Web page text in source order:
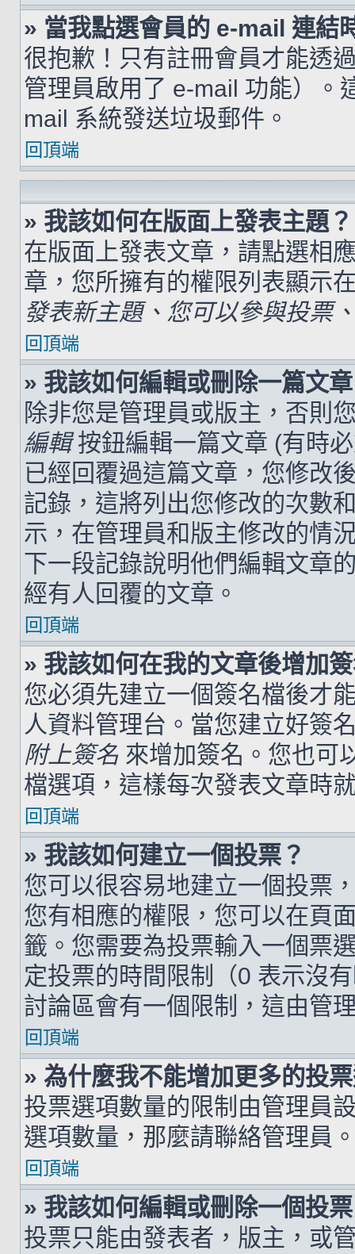
» 當我點選會員的 e-mail 連結
很抱歉！只有註冊會員才能透
管理員啟用了 e-mail 功能）。
mail 系統發送垃圾郵件。
回頂端
» 我該如何在版面上發表主題？
在版面上發表文章，請點選相
章，您所擁有的權限列表顯示
發表新主題、您可以參與投票
回頂端
» 我該如何編輯或刪除一篇文
除非您是管理員或版主，否則
編輯按鈕編輯一篇文章 (有時
已經回覆過這篇文章，您修改
記錄，這將列出您修改的次數
示，在管理員和版主修改的情
下一段記錄說明他們編輯文章
經有人回覆的文章。
回頂端
» 我該如何在我的文章後增加
您必須先建立一個簽名檔後才
人資料管理台。當您建立好簽
附上簽名 來增加簽名。您也可
檔選項，這樣每次發表文章時
回頂端
» 我該如何建立一個投票？
您可以很容易地建立一個投票
您有相應的權限，您可以在頁
籤。您需要為投票輸入一個票
定投票的時間限制（0 表示沒
討論區會有一個限制，這由管
回頂端
» 為什麼我不能增加更多的投
投票選項數量的限制由管理員
選項數量，那麼請聯絡管理員
回頂端
» 我該如何編輯或刪除一個投
投票只能由發表者，版主，或